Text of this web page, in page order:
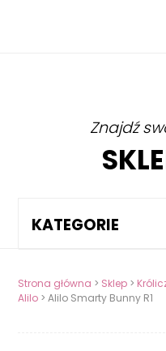
Znajdź
KATEGORIE
Strona główna > Sklep >
Alilo > Alilo Smarty Bunny R1